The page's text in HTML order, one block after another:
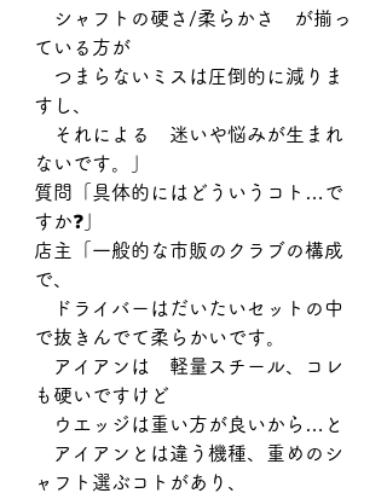
シャフトの硬さ/柔らかさ　が揃っ
ている方が
つまらないミスは圧倒的に減りま
すし、
それによる　迷いや悩みが生まれ
ないです。」
質問「具体的にはどういうコト…で
すか❓」
店主「一般的な市販のクラブの構成
で、
ドライバーはだいたいセットの中
で抜きんでて柔らかいです。
アイアンは　軽量スチール、コレ
も硬いですけど
ウエッジは重い方が良いから…と
アイアンとは違う機種、重めのシ
ャフト選ぶコトがあり、